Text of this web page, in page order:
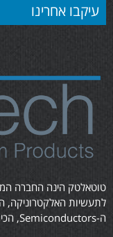
עיקבו אחרינו
טוטאלטק הינה החברה
לתעשיות האלקטרוניקה,
ה-Semiconductors, הכימיה, הביו-טכנולוגיה וכן התעשיות הצבאיות.